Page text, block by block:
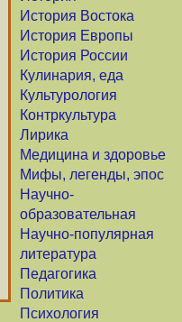
История Востока
История Европы
История России
Кулинария, еда
Культурология
Контркультура
Лирика
Медицина и здоровье
Мифы, легенды, эпос
Научно-
образовательная
Научно-популярная
литература
Педагогика
Политика
Психология